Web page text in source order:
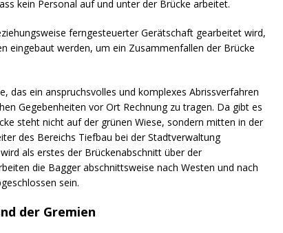
kein Personal auf und unter der Brücke arbeitet.
ferngesteuerter Gerätschaft gearbeitet wird,
eingebaut werden, um ein Zusammenfallen der Brücke
das ein anspruchsvolles und komplexes Abrissverfahren
Gegebenheiten vor Ort Rechnung zu tragen. Da gibt es
steht nicht auf der grünen Wiese, sondern mitten in der
des Bereichs Tiefbau bei der Stadtverwaltung
als erstes der Brückenabschnitt über der
die Bagger abschnittsweise nach Westen und nach
sein.
der Gremien